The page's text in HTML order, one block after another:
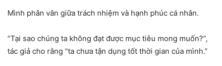
Mình phân vân giữa trách nhiệm và hạnh phúc cá nhân.
“Tại sao chúng ta không đạt được mục tiêu mong muốn?”,
tác giả cho rằng “ta chưa tận dụng tốt thời gian của mình.”